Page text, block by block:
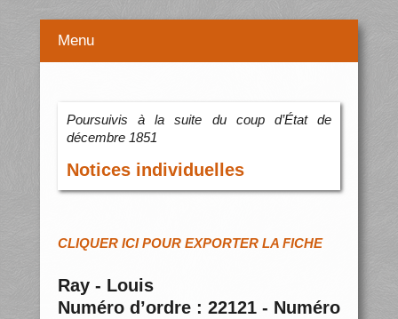
Menu
Poursuivis à la suite du coup d’État de
décembre 1851
Notices individuelles
CLIQUER ICI POUR EXPORTER LA FICHE
Ray - Louis
Numéro d’ordre : 22121 - Numéro